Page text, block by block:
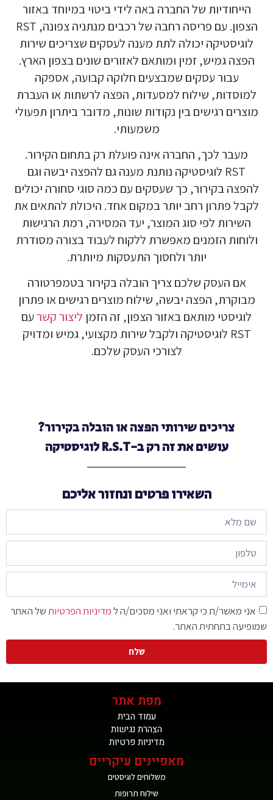
הייחודיות של החברה באה לידי ביטוי במיוחד באזור
הצפון. עם פריסה רחבה של רכבים מנתניה צפונה, RST
לוגיסטיקה יכולה לתת מענה לעסקים שצריכים שירות
הפצה גמיש, זמין ומותאם לאזורים שונים בצפון הארץ.
עבור עסקים שמבצעים חלוקה קבועה, אספקה
למוסדות, שילוח למסעדות, הפצה לרשתות או העברת
מוצרים רגישים בין נקודות שונות, מדובר ביתרון תפעולי
משמעותי.
מעבר לכך, החברה אינה פועלת רק בתחום הקירור.
RST לוגיסטיקה נותנת מענה גם להפצה יבשה וגם
להפצה בקירור, כך שעסקים עם כמה סוגי סחורה יכולים
לקבל פתרון רחב יותר במקום אחד. היכולת להתאים את
השירות לפי סוג המוצר, יעד המסירה, רמת הרגישות
ולוחות הזמנים מאפשרת ללקוח לעבוד בצורה מסודרת
יותר ולחסוך התעסקות מיותרת.
אם העסק שלכם צריך הובלה בקירור בטמפרטורה
מבוקרת, הפצה יבשה, שילוח מוצרים רגישים או פתרון
לוגיסטי מותאם באזור הצפון, זה הזמן ליצור קשרעם
RST לוגיסטיקה ולקבל שירות מקצועי, גמיש ומדויק
לצורכי העסק שלכם.
צריכים שירותי הפצה או הובלה בקירור?
עושים את זה רק ב-R.S.T לוגיסטיקה
השאירו פרטים ונחזור אליכם
אני מאשר/ת כי קראתי ואני מסכים/ה למדיניות הפרטיותשל האתר
שמופיעה בתחתית האתר.
שלח
מפת אתר
עמוד הבית
הצהרת נגישות
מדיניות פרטיות
מאפיינים עיקריים
משלוחים לוגיסטים
שילוח תרופות